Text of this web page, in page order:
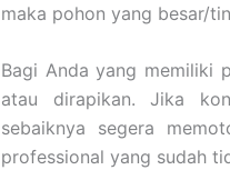
maka pohon yang besar/
Bagi Anda yang memiliki
atau dirapikan. Jika
sebaiknya segera
professional yang sudah